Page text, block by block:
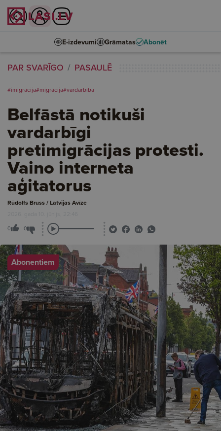
E-izdevumi Grāmatas Abonēt
PAR SVARĪGO PASAULĒ
#imigrācija#migrācija#vardarbība
Belfāstā notikuši
vardarbīgi
pretimigrācijas protesti.
Vaino interneta
aģitatorus
Rūdolfs Bruss / Latvijas Avīze
2026. gada 10. jūnijs, 22:46
0 0
Abonentiem